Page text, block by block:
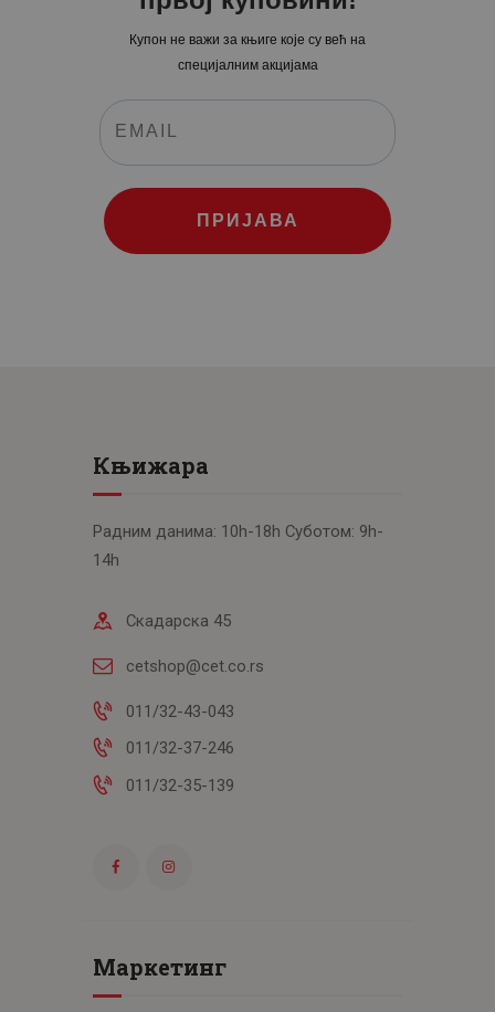
Купон не важи за књиге које су већ на
специјалним акцијама
ПРИЈАВА
Књижара
Радним данима: 10h-18h Суботом: 9h-
14h
Скадарска 45
cetshop@cet.co.rs
011/32-43-043
011/32-37-246
011/32-35-139
Маркетинг